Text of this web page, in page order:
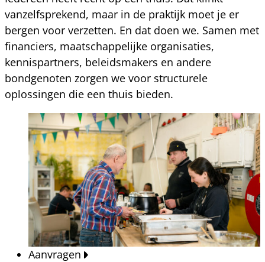
vanzelfsprekend, maar in de praktijk moet je er
bergen voor verzetten. En dat doen we. Samen met
financiers, maatschappelijke organisaties,
kennispartners, beleidsmakers en andere
bondgenoten zorgen we voor structurele
oplossingen die een thuis bieden.
Aanvragen